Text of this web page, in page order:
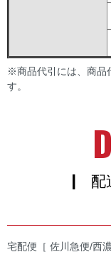
※商品代引には、商品
す。
| 配
宅配便［ 佐川急便/西